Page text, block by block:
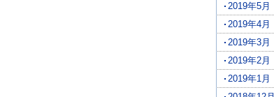
2019年5月
2019年4月
2019年3月
2019年2月
2019年1月